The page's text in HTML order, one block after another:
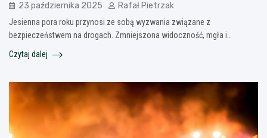
23 października 2025 Rafał Pietrzak
Jesienna pora roku przynosi ze sobą wyzwania związane z
bezpieczeństwem na drogach. Zmniejszona widoczność, mgła i…
Czytaj dalej